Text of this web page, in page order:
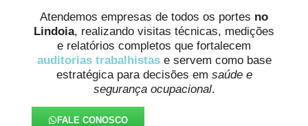
Atendemos empresas de todos os portes no
Lindoia, realizando visitas técnicas, medições
e relatórios completos que fortalecem
auditorias trabalhistase servem como base
estratégica para decisões em saúde e
segurança ocupacional.
FALE CONOSCO